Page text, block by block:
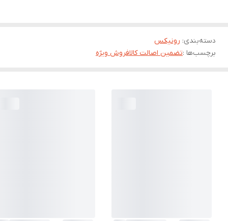
دسته‌بندی: رونیکس
برچسب‌ها :تضمین اصالت کالافروش ویژه